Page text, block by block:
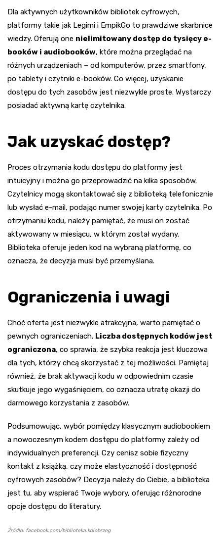
Dla aktywnych użytkowników bibliotek cyfrowych,
platformy takie jak Legimi i EmpikGo to prawdziwe skarbnice
wiedzy. Oferują one nielimitowany dostęp do tysięcy e-
booków i audiobooków, które można przeglądać na
różnych urządzeniach – od komputerów, przez smartfony,
po tablety i czytniki e-booków. Co więcej, uzyskanie
dostępu do tych zasobów jest niezwykle proste. Wystarczy
posiadać aktywną kartę czytelnika.
Jak uzyskać dostęp?
Proces otrzymania kodu dostępu do platformy jest
intuicyjny i można go przeprowadzić na kilka sposobów.
Czytelnicy mogą skontaktować się z biblioteką telefonicznie
lub wysłać e-mail, podając numer swojej karty czytelnika. Po
otrzymaniu kodu, należy pamiętać, że musi on zostać
aktywowany w miesiącu, w którym został wydany.
Biblioteka oferuje jeden kod na wybraną platformę, co
oznacza, że decyzja musi być przemyślana.
Ograniczenia i uwagi
Choć oferta jest niezwykle atrakcyjna, warto pamiętać o
pewnych ograniczeniach. Liczba dostępnych kodów jest
ograniczona, co sprawia, że szybka reakcja jest kluczowa
dla tych, którzy chcą skorzystać z tej możliwości. Pamiętaj
również, że brak aktywacji kodu w odpowiednim czasie
skutkuje jego wygaśnięciem, co oznacza utratę okazji do
darmowego korzystania z zasobów.
Podsumowując, wybór pomiędzy klasycznym audiobookiem
a nowoczesnym kodem dostępu do platformy zależy od
indywidualnych preferencji. Czy cenisz sobie fizyczny
kontakt z książką, czy może elastyczność i dostępność
cyfrowych zasobów? Decyzja należy do Ciebie, a biblioteka
jest tu, aby wspierać Twoje wybory, oferując różnorodne
opcje dostępu do literatury.
Źródło: facebook.com/biblioteka.kolobrzeg